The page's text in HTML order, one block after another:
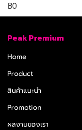
฿0
Peak Premium
Home
Product
สินค้าแนะนำ
Promotion
ผลงานของเรา